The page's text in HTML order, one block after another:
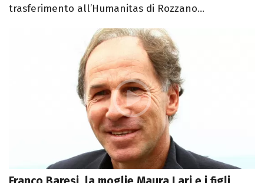
trasferimento all’Humanitas di Rozzano...